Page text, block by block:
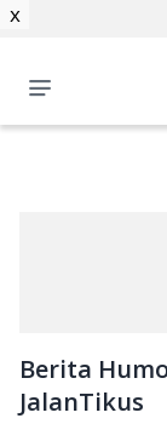
Berita
JalanTikus
x